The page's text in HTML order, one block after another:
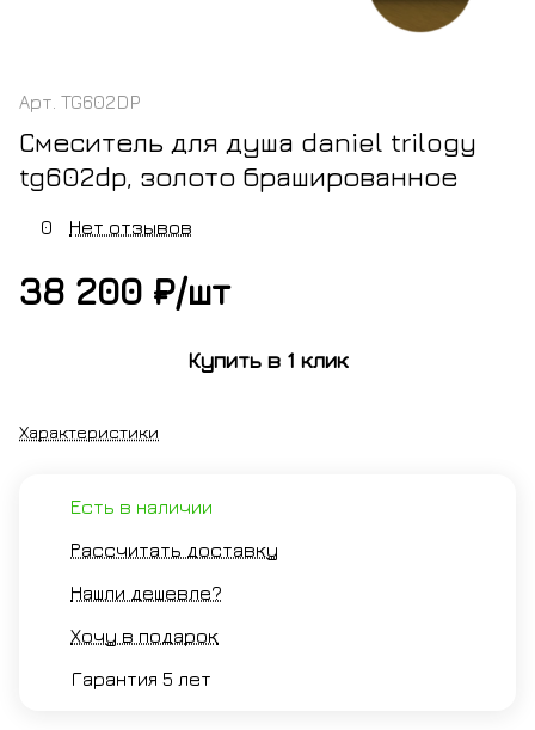
Арт. TG602DP
Смеситель для душа daniel trilogy
tg602dp, золото брашированное
0 Нет отзывов
38 200 ₽/шт
Купить в 1 клик
Характеристики
Есть в наличии
Рассчитать доставку
Нашли дешевле?
Хочу в подарок
Гарантия 5 лет